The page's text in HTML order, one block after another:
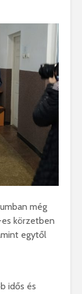
még
körzetben
egytől
idős és